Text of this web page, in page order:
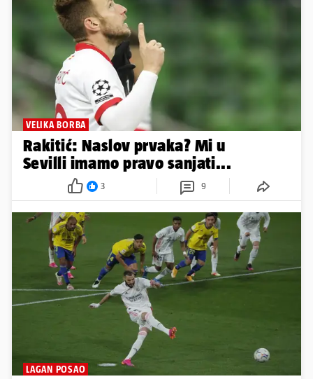
VELIKA BORBA
Rakitić: Naslov prvaka? Mi u
Sevilli imamo pravo sanjati...
3 9
LAGAN POSAO